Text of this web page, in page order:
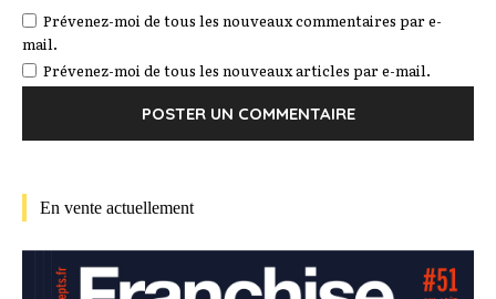
Prévenez-moi de tous les nouveaux commentaires par e-
mail.
Prévenez-moi de tous les nouveaux articles par e-mail.
En vente actuellement